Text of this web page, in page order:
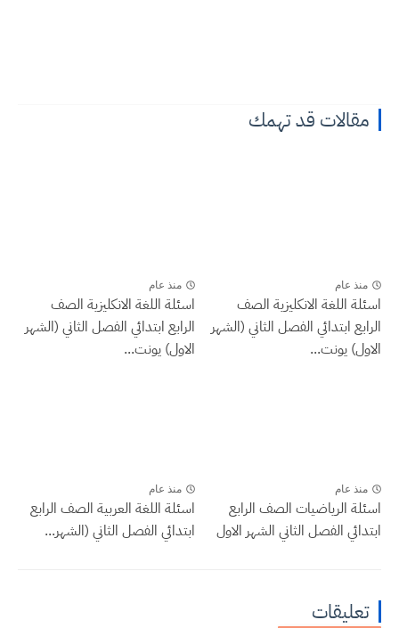
مقالات قد تهمك
منذ عام
اسئلة اللغة الانكليزية الصف
الرابع ابتدائي الفصل الثاني (الشهر
الاول) يونت...
منذ عام
اسئلة اللغة الانكليزية الصف
الرابع ابتدائي الفصل الثاني (الشهر
الاول) يونت...
منذ عام
اسئلة الرياضيات الصف الرابع
ابتدائي الفصل الثاني الشهر الاول
منذ عام
اسئلة اللغة العربية الصف الرابع
ابتدائي الفصل الثاني (الشهر...
تعليقات